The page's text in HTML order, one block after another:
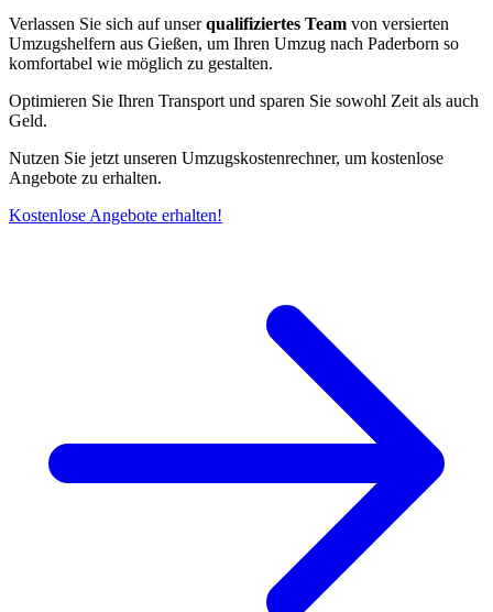
Verlassen Sie sich auf unserqualifiziertes Team von versierten
Umzugshelfern aus Gießen, um Ihren Umzug nach Paderborn so
komfortabel wie möglich zu gestalten.
Optimieren Sie Ihren Transport und sparen Sie sowohl Zeit als auch
Geld.
Nutzen Sie jetzt unseren Umzugskostenrechner, um kostenlose
Angebote zu erhalten.
Kostenlose Angebote erhalten!